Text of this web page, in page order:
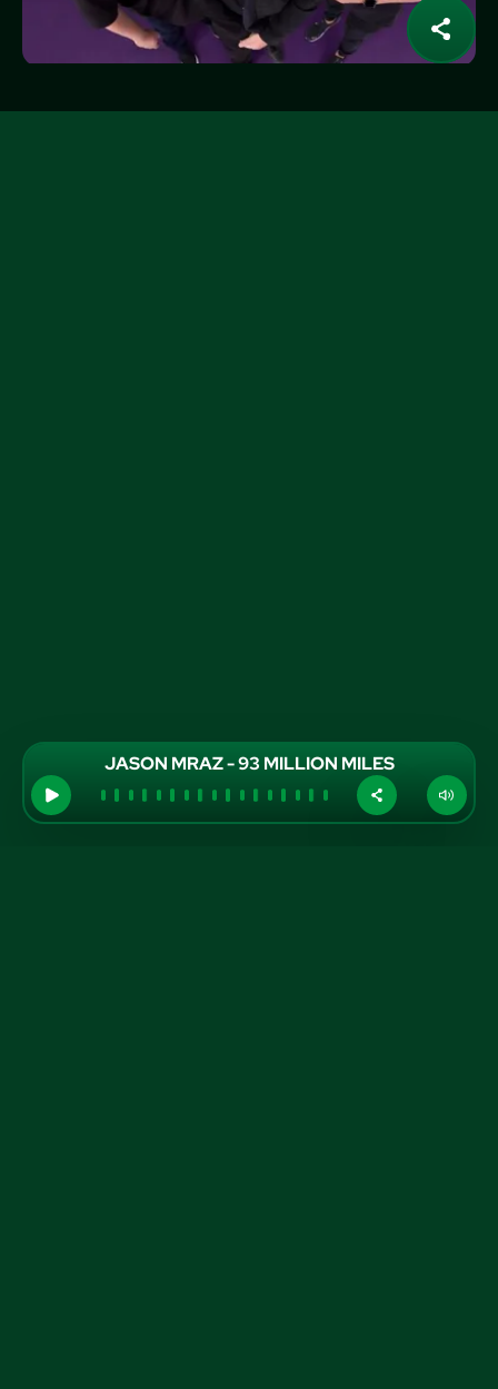
JASON MRAZ - 93 MILLION MILES